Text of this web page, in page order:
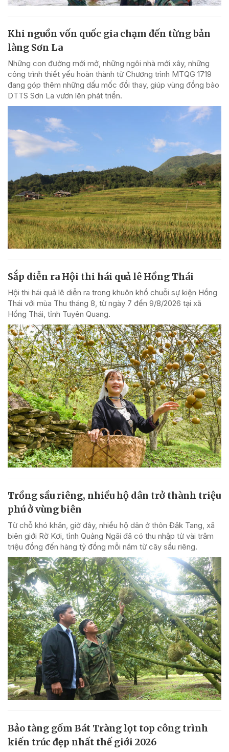
Khi nguồn vốn quốc gia chạm đến từng bản
làng Sơn La
Những con đường mới mở, những ngôi nhà mới xây, những
công trình thiết yếu hoàn thành từ Chương trình MTQG 1719
đang góp thêm những dấu mốc đổi thay, giúp vùng đồng bào
DTTS Sơn La vươn lên phát triển.
Sắp diễn ra Hội thi hái quả lê Hồng Thái
Hội thi hái quả lê diễn ra trong khuôn khổ chuỗi sự kiện Hồng
Thái với mùa Thu tháng 8, từ ngày 7 đến 9/8/2026 tại xã
Hồng Thái, tỉnh Tuyên Quang.
Trồng sầu riêng, nhiều hộ dân trở thành triệu
phú ở vùng biên
Từ chỗ khó khăn, giờ đây, nhiều hộ dân ở thôn Đăk Tang, xã
biên giới Rờ Kơi, tỉnh Quảng Ngãi đã có thu nhập từ vài trăm
triệu đồng đến hàng tỷ đồng mỗi năm từ cây sầu riêng.
Bảo tàng gốm Bát Tràng lọt top công trình
kiến trúc đẹp nhất thế giới 2026